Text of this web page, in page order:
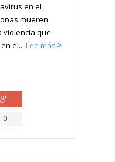
en el
mueren
violencia que
el... Lee más
0